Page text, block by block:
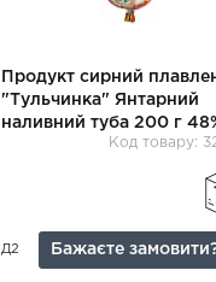
Продукт сирний
"Тульчинка" Янтарний
наливний туба 200 г
Код товару:
Д2 Бажаєте